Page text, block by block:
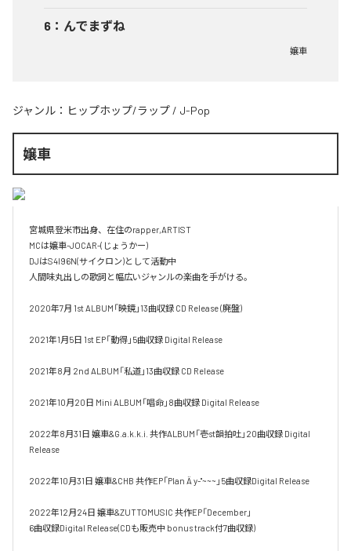
6 ： んでまずね
嬢車
ジャンル： ヒップホップ/ラップ / J-Pop
嬢車
宮城県登米市出身、在住のrapper,ARTIST
MCは嬢車-JOCAR-(じょうかー)
DJはS4I96N(サイクロン)として活動中
人間味丸出しの歌詞と幅広いジャンルの楽曲を手がける。
2020年7月 1st ALBUM「映鏡」13曲収録 CD Release (廃盤)
2021年1月5日 1st EP「動得」5曲収録 Digital Release
2021年8月 2nd ALBUM「私道」13曲収録 CD Release
2021年10月20日 Mini ALBUM「唱命」8曲収録 Digital Release
2022年8月31日 嬢車&G.a.k.k.i. 共作ALBUM「壱st韻拍吐」20曲収録 Digital
Release
2022年10月31日 嬢車&CHB 共作EP「Plan Ä y-''~~~」5曲収録Digital Release
2022年12月24日 嬢車&ZUTTOMUSIC 共作EP「December」
6曲収録Digital Release(CDも販売中 bonus track付7曲収録)